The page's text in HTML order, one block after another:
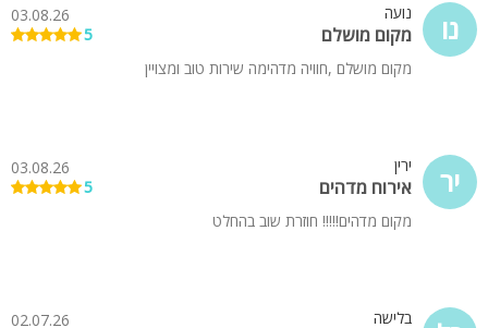
נו נועה
מקום מושלם
03.08.26
5
מקום מושלם ,חוויה מדהימה שירות טוב ומצויין
יר ירין
אירוח מדהים
03.08.26
5
מקום מדהים!!!!! חוזרת שוב בהחלט
בלישה
02.07.26